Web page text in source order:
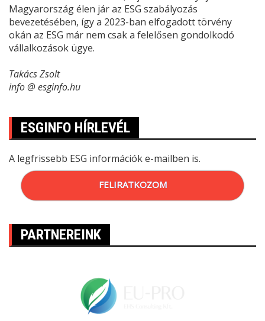
Magyarország élen jár az ESG szabályozás
bevezetésében, így a 2023-ban elfogadott törvény
okán az ESG már nem csak a felelősen gondolkodó
vállalkozások ügye.
Takács Zsolt
info @ esginfo.hu
ESGINFO HÍRLEVÉL
A legfrissebb ESG információk e-mailben is.
FELIRATKOZOM
PARTNEREINK